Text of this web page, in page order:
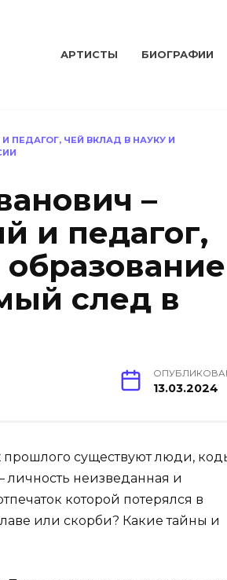
АРТИСТЫ БИОГРАФИИ
ЧЕЙ ВКЛАД В НАУКУ И
–
и педагог,
след в
13.03.2024
прошлого существуют люди,
личность неизведанная и
которой потерялся в
или скорби? Какие тайны и